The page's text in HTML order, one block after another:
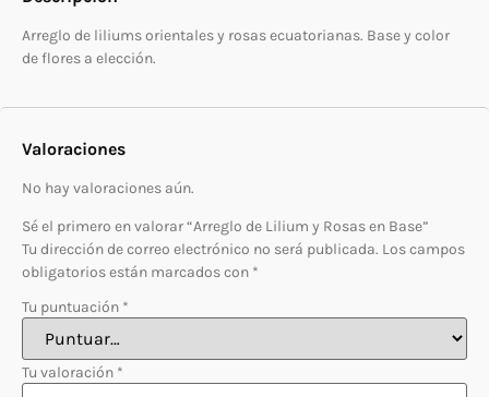
Arreglo de liliums orientales y rosas ecuatorianas. Base y color
de flores a elección.
Valoraciones
No hay valoraciones aún.
Sé el primero en valorar “Arreglo de Lilium y Rosas en Base”
Tu dirección de correo electrónico no será publicada. Los campos
obligatorios están marcados con *
Tu puntuación *
Tu valoración *